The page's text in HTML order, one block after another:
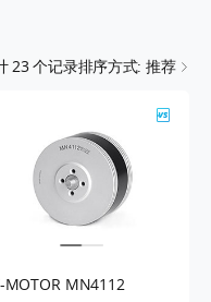
23个记录排序方式: 推荐
MOTOR MN4112